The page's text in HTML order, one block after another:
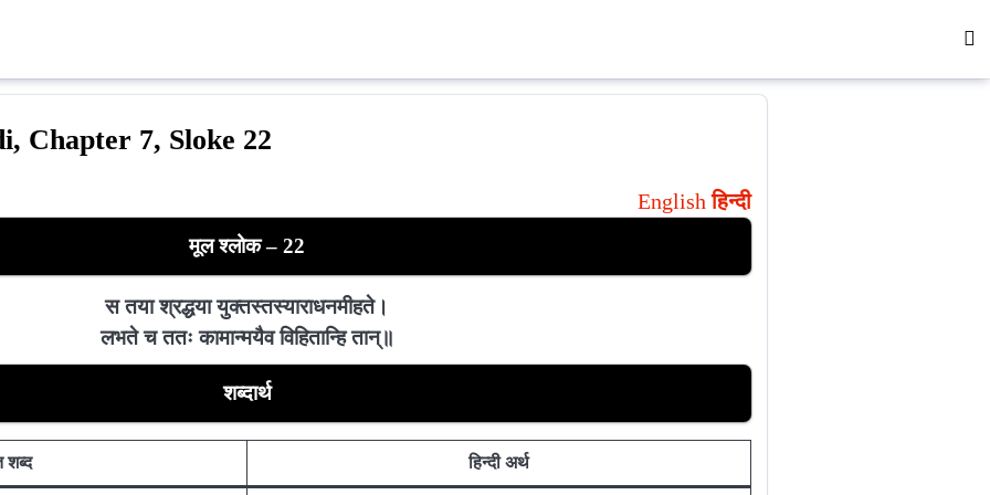
Chapter 7, Sloke 22
English हिन्दी
मूल श्लोक – 22
स तया श्रद्धया युक्तस्तस्याराधनमीहते।
लभते च ततः कामान्मयैव विहितान्हि तान्॥
शब्दार्थ
हिन्दी अर्थ